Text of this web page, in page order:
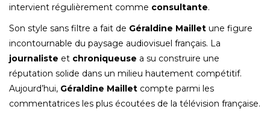
intervient régulièrement comme consultante.
Son style sans filtre a fait de Géraldine Maillet une figure
incontournable du paysage audiovisuel français. La
journaliste et chroniqueuse a su construire une
réputation solide dans un milieu hautement compétitif.
Aujourd’hui, Géraldine Maillet compte parmi les
commentatrices les plus écoutées de la télévision française.